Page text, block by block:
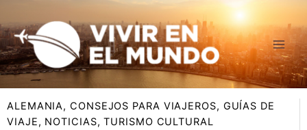
al
contenido
ALEMANIA,CONSEJOS PARA VIAJEROS, GUÍAS DE
VIAJE, NOTICIAS,TURISMO CULTURAL